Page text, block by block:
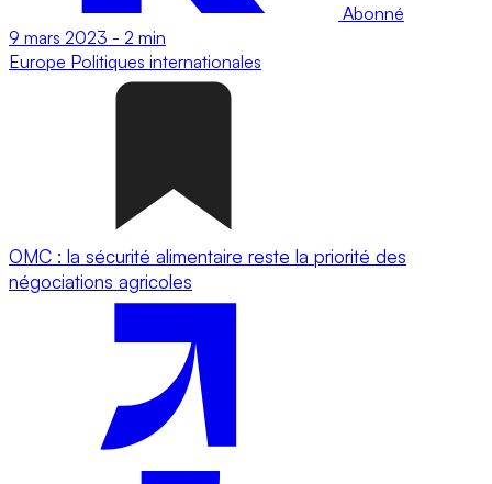
Abonné
9 mars 2023 - 2 min
Europe Politiques internationales
OMC : la sécurité alimentaire reste la priorité des
négociations agricoles